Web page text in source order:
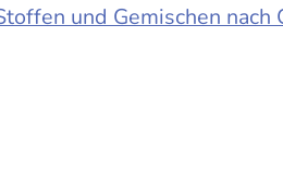
und Gemischen nach